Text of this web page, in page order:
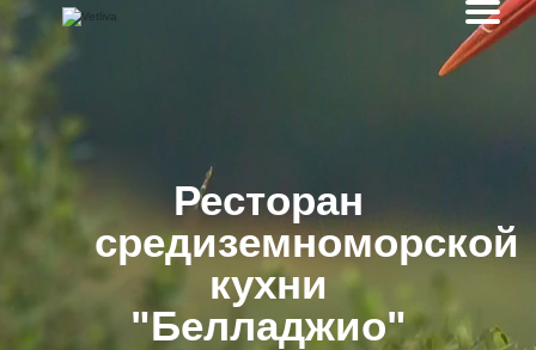
Ресторан
средиземноморской
кухни
"Белладжио"